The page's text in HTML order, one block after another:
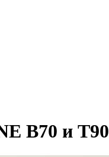
B70 и T90